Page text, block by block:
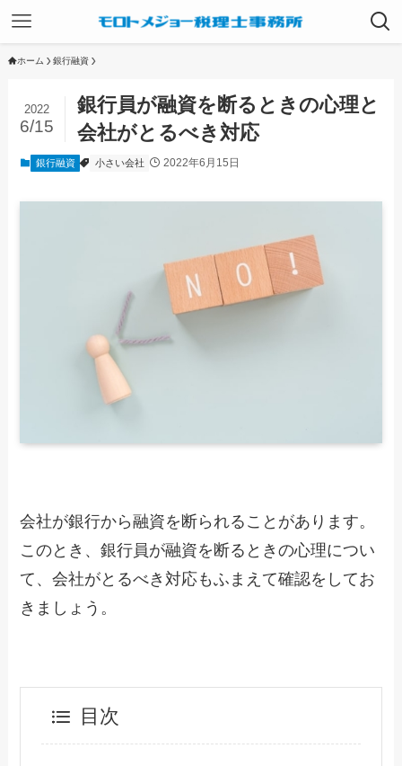
ホーム 銀行融資
銀行員が融資を断るときの心理と
会社がとるべき対応
2022
6/15
銀行融資 小さい会社 2022年6月15日
会社が銀行から融資を断られることがあります。
このとき、銀行員が融資を断るときの心理につい
て、会社がとるべき対応もふまえて確認をしてお
きましょう。
目次